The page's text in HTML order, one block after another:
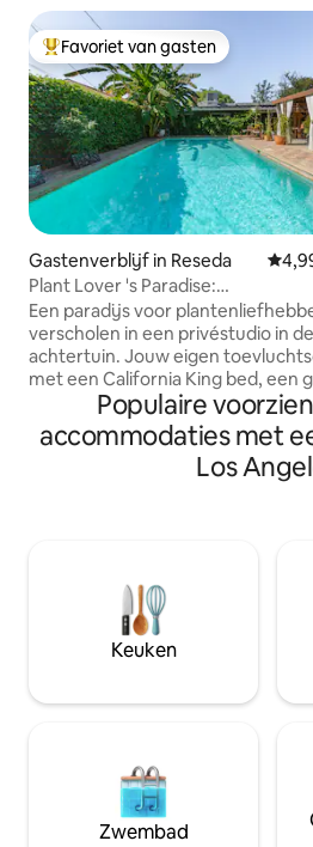
Topfavoriet van gasten
Favoriet van gasten
Gastenverblijf in Reseda
Plant Lover 's Paradise:
jacuzzi/zwembad, 420 Welkom
Een paradijs voor
verscholen in een privéstudio in de
achtertuin. Jouw eigen
met een California King bed, een
zwembad, een hot tub, een
een massagestoel. Je deelt het
hebt het helemaal voor jezelf!
door tropische fruitbomen, een
biologisch geteelde voorgerolde
(afhankelijk van beschikbaarheid).
Maximaal 2 gasten. Bevestig bij het
boeken dat je de huisregels hebt
Populaire
accommodaties met
Los
Keuken
Zwembad